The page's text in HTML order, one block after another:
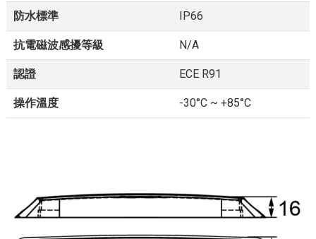
防水標準 IP66
抗電磁波感擾等級 N/A
認證 ECE R91
操作溫度 -30°C ~ +85°C